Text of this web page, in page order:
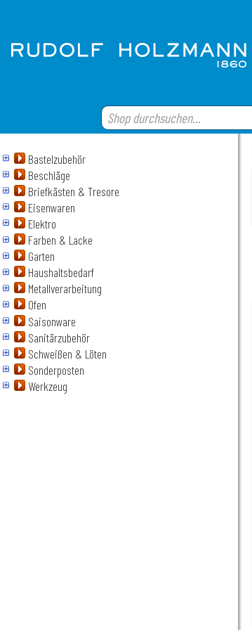
Bastelzubehör
Beschläge
Briefkästen & Tresore
Eisenwaren
Elektro
Farben & Lacke
Garten
Haushaltsbedarf
Metallverarbeitung
Ofen
Saisonware
Sanitärzubehör
Schweißen & Löten
Sonderposten
Werkzeug